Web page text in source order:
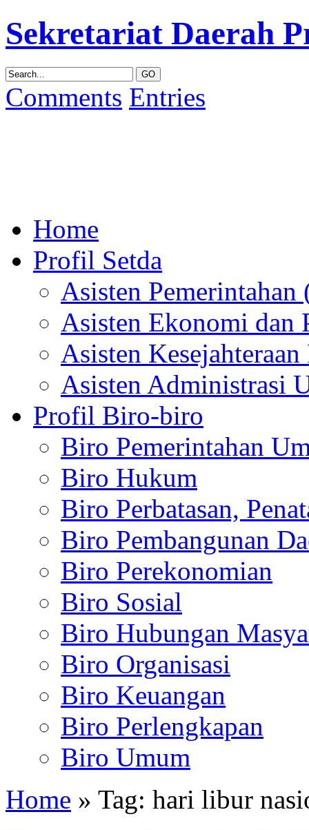
Sekretariat Daerah
Comments Entries
Home
Profil Setda
Asisten
Asisten Ekonomi dan
Asisten
Asisten Administrasi
Profil Biro-biro
Biro Pemerintahan
Biro Hukum
Biro Perbatasan,
Biro Pembangunan
Biro Perekonomian
Biro Sosial
Biro Hubungan
Biro Organisasi
Biro Keuangan
Biro Perlengkapan
Biro Umum
Home » Tag: hari libur